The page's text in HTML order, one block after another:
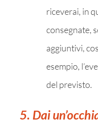
riceverai, in
consegnate,
aggiuntivi,
esempio,
del previsto.
5. Dai